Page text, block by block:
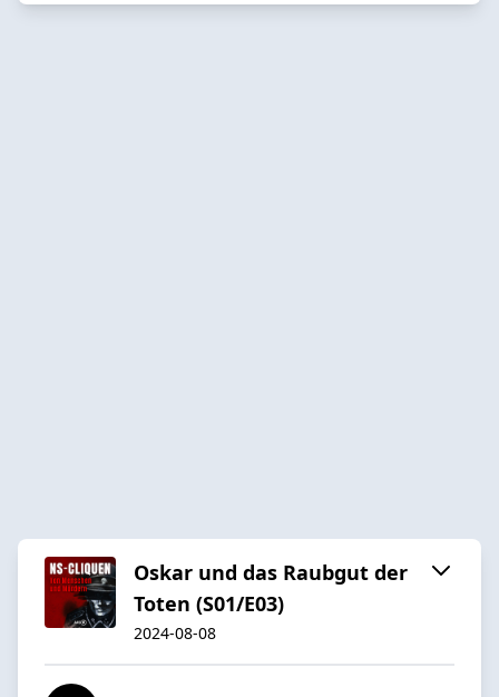
Oskar und das Raubgut der
Toten (S01/E03)
2024-08-08